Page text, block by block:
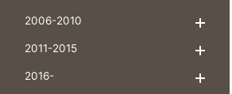
2006-2010
2011-2015
2016-